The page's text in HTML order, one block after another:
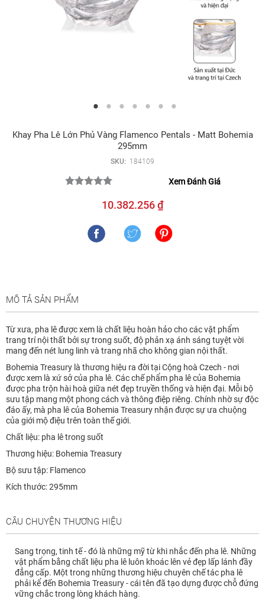
Khay Pha Lê Lớn Phủ Vàng Flamenco Pentals - Matt Bohemia
295mm
SKU: 184109
Xem Đánh Giá
10.382.256 ₫
MÔ TẢ SẢN PHẨM
Từ xưa, pha lê được xem là chất liệu hoàn hảo cho các vật phẩm
trang trí nội thất bởi sự trong suốt, độ phản xạ ánh sáng tuyệt vời
mang đến nét lung linh và trang nhã cho không gian nội thất.
Bohemia Treasury là thương hiệu ra đời tại Cộng hoà Czech - nơi
được xem là xứ sở của pha lê. Các chế phẩm pha lê của Bohemia
được pha trộn hài hoà giữa nét đẹp truyền thống và hiện đại. Mỗi bộ
sưu tập mang một phong cách và thông điệp riêng. Chính nhờ sự độc
đáo ấy, mà pha lê của Bohemia Treasury nhận được sự ưa chuộng
của giới mộ điệu trên toàn thế giới.
Chất liệu: pha lê trong suốt
Thương hiệu: Bohemia Treasury
Bộ sưu tập: Flamenco
Kích thước: 295mm
CÂU CHUYỆN THƯƠNG HIỆU
Sang trọng, tinh tế - đó là những mỹ từ khi nhắc đến pha lê. Những
vật phẩm bằng chất liệu pha lê luôn khoác lên vẻ đẹp lấp lánh đầy
đẳng cấp. Một trong những thương hiệu chuyên chế tác pha lê
phải kể đến Bohemia Treasury - cái tên đã tạo dựng được chỗ đứng
vững chắc trong lòng khách hàng.